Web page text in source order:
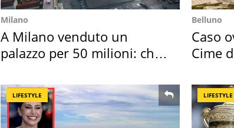
Milano
A Milano venduto un
palazzo per 50 milioni: chi
Belluno
Caso
Cime
LIFESTYLE LIFESTYLE